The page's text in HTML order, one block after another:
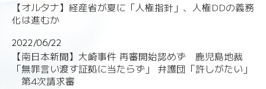
【オルタナ】経産省が夏に「人権指針」、人権DDの義務
化は進むか
2022/06/22
【南日本新聞】大崎事件 再審開始認めず 鹿児島地裁
「無罪言い渡す証拠に当たらず」 弁護団「許しがたい」
第4次請求審